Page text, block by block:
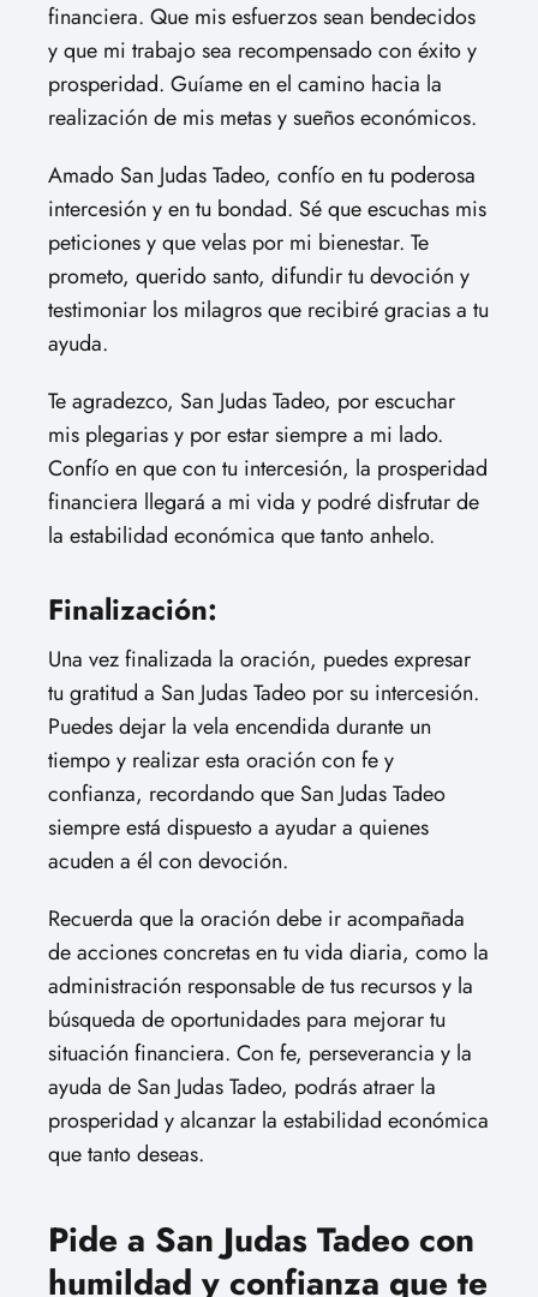
financiera. Que mis esfuerzos sean bendecidos
y que mi trabajo sea recompensado con éxito y
prosperidad. Guíame en el camino hacia la
realización de mis metas y sueños económicos.
Amado San Judas Tadeo, confío en tu poderosa
intercesión y en tu bondad. Sé que escuchas mis
peticiones y que velas por mi bienestar. Te
prometo, querido santo, difundir tu devoción y
testimoniar los milagros que recibiré gracias a tu
ayuda.
Te agradezco, San Judas Tadeo, por escuchar
mis plegarias y por estar siempre a mi lado.
Confío en que con tu intercesión, la prosperidad
financiera llegará a mi vida y podré disfrutar de
la estabilidad económica que tanto anhelo.
Finalización:
Una vez finalizada la oración, puedes expresar
tu gratitud a San Judas Tadeo por su intercesión.
Puedes dejar la vela encendida durante un
tiempo y realizar esta oración con fe y
confianza, recordando que San Judas Tadeo
siempre está dispuesto a ayudar a quienes
acuden a él con devoción.
Recuerda que la oración debe ir acompañada
de acciones concretas en tu vida diaria, como la
administración responsable de tus recursos y la
búsqueda de oportunidades para mejorar tu
situación financiera. Con fe, perseverancia y la
ayuda de San Judas Tadeo, podrás atraer la
prosperidad y alcanzar la estabilidad económica
que tanto deseas.
Pide a San Judas Tadeo con
humildad y confianza que te